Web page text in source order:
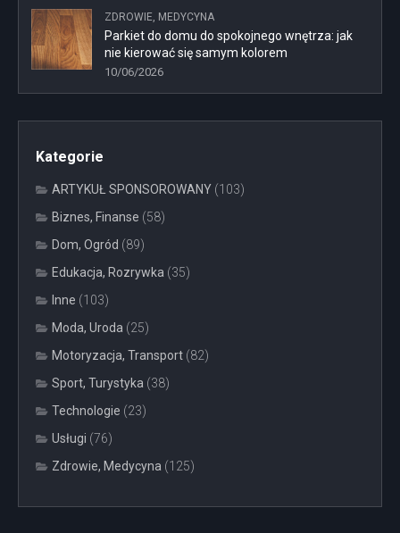
ZDROWIE, MEDYCYNA
Parkiet do domu do spokojnego wnętrza: jak
nie kierować się samym kolorem
10/06/2026
Kategorie
ARTYKUŁ SPONSOROWANY (103)
Biznes, Finanse (58)
Dom, Ogród (89)
Edukacja, Rozrywka (35)
Inne (103)
Moda, Uroda (25)
Motoryzacja, Transport (82)
Sport, Turystyka (38)
Technologie (23)
Usługi (76)
Zdrowie, Medycyna (125)